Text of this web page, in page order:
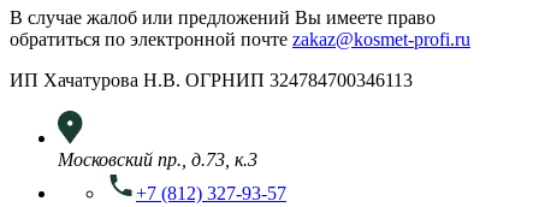
В случае жалоб или предложений Вы имеете право
обратиться по электронной почте zakaz@kosmet-profi.ru
ИП Хачатурова Н.В. ОГРНИП 324784700346113
Московский пр., д.73, к.3
+7 (812) 327-93-57